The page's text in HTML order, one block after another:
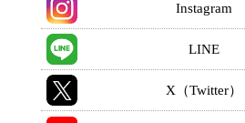
Instagram
LINE
X（Twitter）